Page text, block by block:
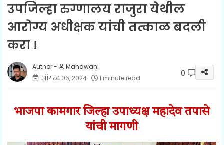
उपजिल्हा रुग्णालय राजुरा येथील
आरोग्य अधीक्षक यांची तत्काळ बदली
करा !
Mahawani
ऑगस्ट ०६, २०२४
1 minute read 0
भाजपा कामगार जिल्हा उपाध्यक्ष महादेव तपासे
यांची मागणी